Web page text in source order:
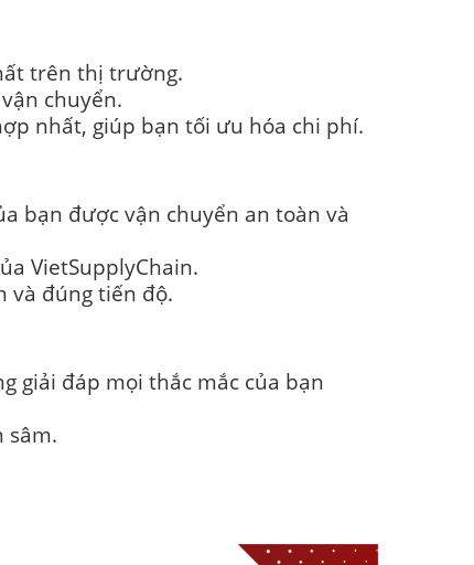
trên thị trường.
chuyển.
nhất, giúp bạn tối ưu hóa chi phí.
bạn được vận chuyển an toàn và
VietSupplyChain.
và đúng tiến độ.
giải đáp mọi thắc mắc của bạn
sâm.